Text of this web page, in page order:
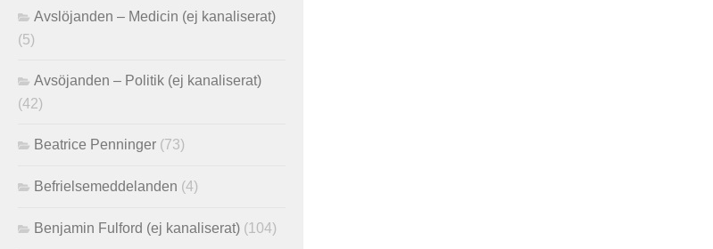
Avslöjanden – Medicin (ej kanaliserat)
(5)
Avsöjanden – Politik (ej kanaliserat)
(42)
Beatrice Penninger (73)
Befrielsemeddelanden (4)
Benjamin Fulford (ej kanaliserat) (104)